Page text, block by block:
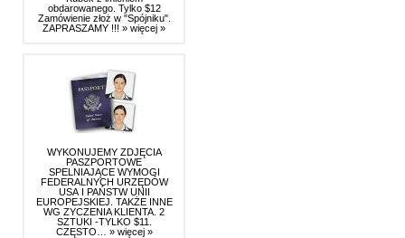
obdarowanego. Tylko $12
Zamówienie złoż w "Spójniku".
ZAPRASZAMY !!! » więcej »
WYKONUJEMY ZDJĘCIA
PASZPORTOWE
SPELNIAJĄCE WYMOGI
FEDERALNYCH URZĘDÓW
USA I PAŃSTW UNII
EUROPEJSKIEJ. TAKŻE INNE
WG ZYCZENIA KLIENTA. 2
SZTUKI -TYLKO $11.
CZĘSTO… » więcej »